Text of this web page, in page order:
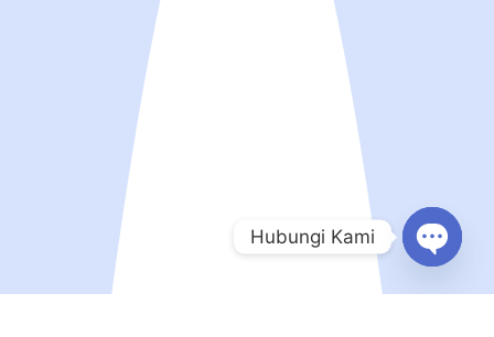
Hubungi Kami